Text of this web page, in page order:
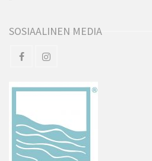
SOSIAALINEN MEDIA